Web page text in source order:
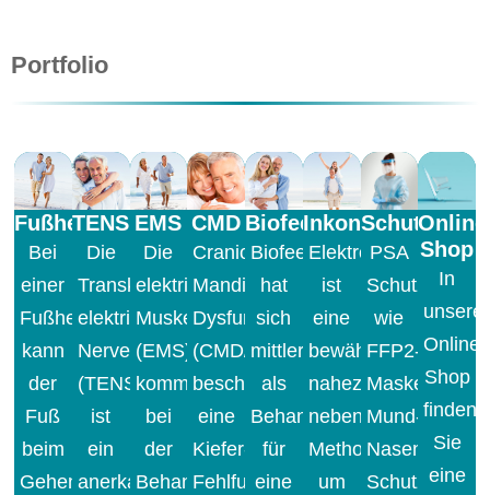
Portfolio
Fußheberschwäche
Bei
einer
Fußheberschwäche
kann
der
Fuß
beim
Gehen
TENS​
Die
Transkutane
elektrische
Nervenstimulation
(TENS)
ist
ein
anerkanntes,
EMS
Die
elektrische
Muskelstimulation
(EMS)
kommt
bei
der
Behandlung
CMD
Cranio
Mandibuläre
Dysfunktion
(CMD/Bruxismus)
beschreibt
eine
Kiefer-
Fehlfunktion,
Biofeedback
Biofeedback
hat
sich
mittlerweile
als
Behandlungsmethode
für
eine
Inkontinenz
Elektrostimulation
ist
eine
bewährte,
nahezu
nebenwirkungsfreie
Methode,
um
PSA
wie
FFP2-
Masken,
Mund-
Nasen-
Schutz,
Shop
In
Online-
Shop
finden
Sie
eine